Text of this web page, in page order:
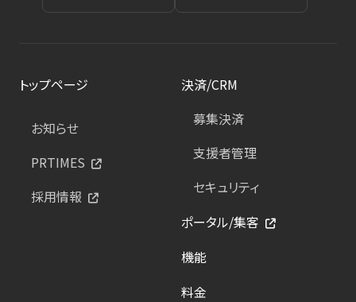
トップページ
お知らせ
PRTIMES
採用情報
決済/CRM
募集決済
支援者管理
セキュリティ
ポータル/集客
機能
料金